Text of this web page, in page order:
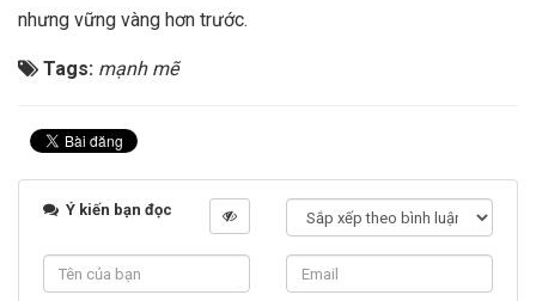
nhưng vững vàng hơn trước.
Tags: mạnh mẽ
Ý kiến bạn đọc